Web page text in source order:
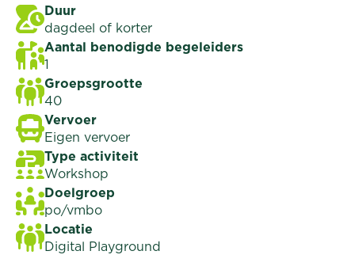
Duur
dagdeel of korter
Aantal benodigde begeleiders
1
Groepsgrootte
40
Vervoer
Eigen vervoer
Type activiteit
Workshop
Doelgroep
po/vmbo
Locatie
Digital Playground